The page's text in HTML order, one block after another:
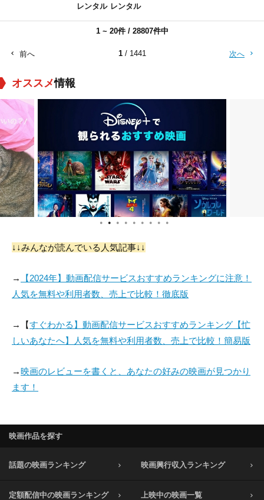
レンタル レンタル
1 ~ 20件 / 28807件中
前へ 1/ 1441 次へ
オススメ情報
● ● ● ● ● ● ● ● ●
↓↓みんなが読んでいる人気記事↓↓
→
【2024年】動画配信サービスおすすめランキングに注意！
人気を無料や利用者数、売上で比較！徹底版
→【すぐわかる】動画配信サービスおすすめランキング【忙
しいあなたへ】人気を無料や利用者数、売上で比較！簡易版
→映画のレビューを書くと、あなたの好みの映画が見つかり
ます！
映画作品を探す
話題の映画ランキング 映画興行収入ランキング
定額配信中の映画ランキング 上映中の映画一覧